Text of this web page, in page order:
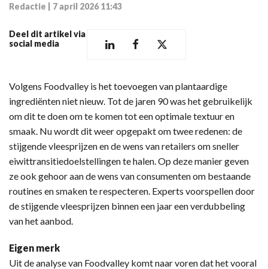
Redactie 7 april 2026 11:43
Deel dit artikel via
social media
Volgens Foodvalley is het toevoegen van plantaardige
ingrediënten niet nieuw. Tot de jaren 90 was het gebruikelijk
om dit te doen om te komen tot een optimale textuur en
smaak. Nu wordt dit weer opgepakt om twee redenen: de
stijgende vleesprijzen en de wens van retailers om sneller
eiwittransitiedoelstellingen te halen. Op deze manier geven
ze ook gehoor aan de wens van consumenten om bestaande
routines en smaken te respecteren. Experts voorspellen door
de stijgende vleesprijzen binnen een jaar een verdubbeling
van het aanbod.
Eigen merk
Uit de analyse van Foodvalley komt naar voren dat het vooral